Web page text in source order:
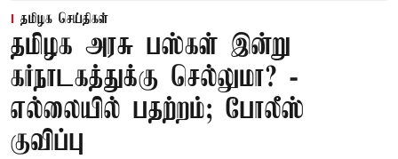
தமிழக செய்திகள்
தமிழக அரசு பஸ்கள் இன்று
கர்நாடகத்துக்கு செல்லுமா? -
எல்லையில் பதற்றம்; போலீஸ்
குவிப்பு